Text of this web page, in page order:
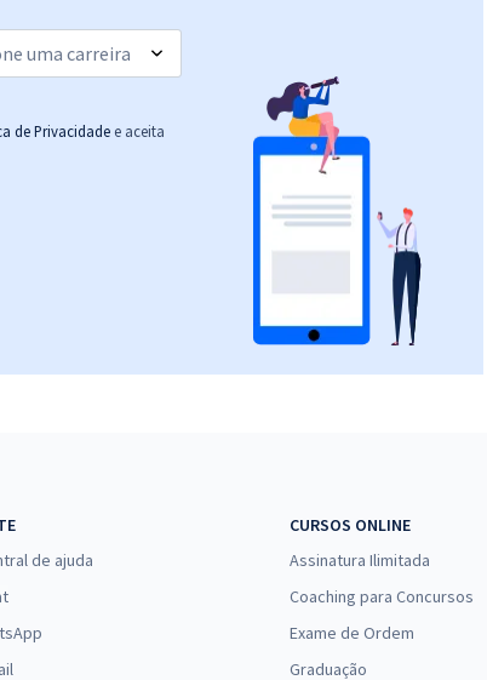
R$ 167,92à vista
13,99
(-20%)
Comprar
ou 12x deR$25,99
Comprar
de Privacidade e aceita
de ajuda
CURSOS ONLINE
Assinatura Ilimitada
Coaching para Concursos
Exame de Ordem
Graduação